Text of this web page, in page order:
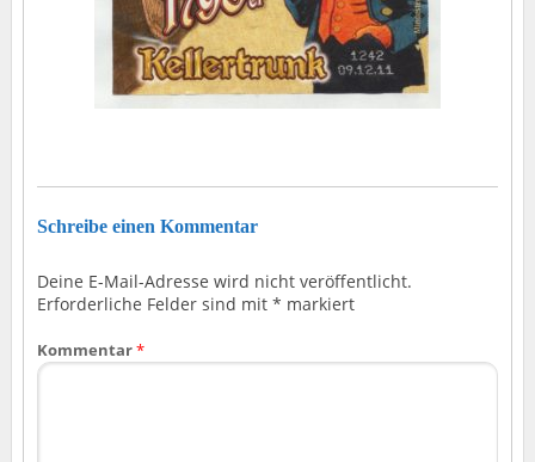
Schreibe einen Kommentar
Deine E-Mail-Adresse wird nicht veröffentlicht.
Erforderliche Felder sind mit * markiert
Kommentar*